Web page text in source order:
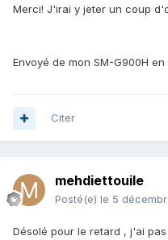
Merci! J'irai y jeter un coup
Envoyé de mon SM-G900H
Citer
mehdiettouile
Posté(e) le 5
Désolé pour le retard , j'ai